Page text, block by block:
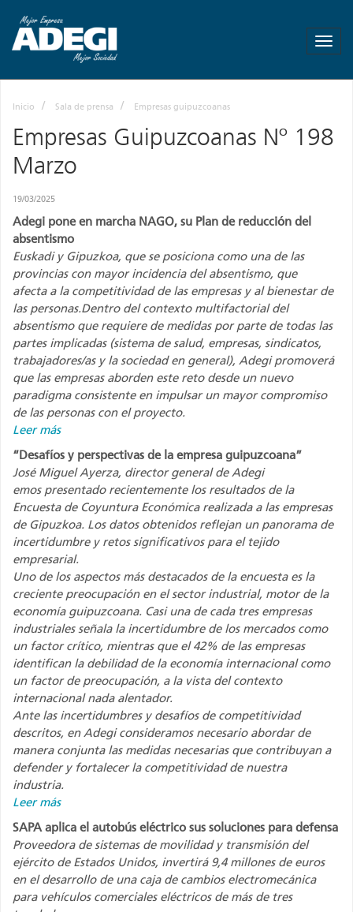
ADEGI
Gipuzkoa
Más
Mas
empleo
Inicio Sala de prensa Empresas guipuzcoanas
Empresas Guipuzcoanas Nº 198
Marzo
19/03/2025
Adegi pone en marcha NAGO, su Plan de reducción del
absentismo
Euskadi y Gipuzkoa, que se posiciona como una de las
provincias con mayor incidencia del absentismo, que
afecta a la competitividad de las empresas y al bienestar de
las personas.Dentro del contexto multifactorial del
absentismo que requiere de medidas por parte de todas las
partes implicadas (sistema de salud, empresas, sindicatos,
trabajadores/as y la sociedad en general), Adegi promoverá
que las empresas aborden este reto desde un nuevo
paradigma consistente en impulsar un mayor compromiso
de las personas con el proyecto.
Leer más
“Desafíos y perspectivas de la empresa guipuzcoana”
José Miguel Ayerza, director general de Adegi
emos presentado recientemente los resultados de la
Encuesta de Coyuntura Económica realizada a las empresas
de Gipuzkoa. Los datos obtenidos reflejan un panorama de
incertidumbre y retos significativos para el tejido
empresarial.
Uno de los aspectos más destacados de la encuesta es la
creciente preocupación en el sector industrial, motor de la
economía guipuzcoana. Casi una de cada tres empresas
industriales señala la incertidumbre de los mercados como
un factor crítico, mientras que el 42% de las empresas
identifican la debilidad de la economía internacional como
un factor de preocupación, a la vista del contexto
internacional nada alentador.
Ante las incertidumbres y desafíos de competitividad
descritos, en Adegi consideramos necesario abordar de
manera conjunta las medidas necesarias que contribuyan a
defender y fortalecer la competitividad de nuestra
industria.
Leer más
SAPA aplica el autobús eléctrico sus soluciones para defensa
Proveedora de sistemas de movilidad y transmisión del
ejército de Estados Unidos, invertirá 9,4 millones de euros
en el desarrollo de una caja de cambios electromecánica
para vehículos comerciales eléctricos de más de tres